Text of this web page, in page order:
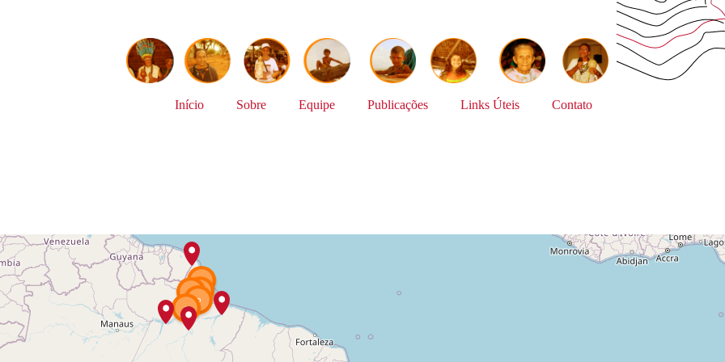
Início Sobre Equipe Publicações Links Úteis Contato
2
2
2
5
3